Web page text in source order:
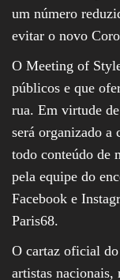
um número
evitar o novo
O Meeting of
públicos e que
rua. Em virtude
será organizado a
todo conteúdo de
pela equipe do
Facebook e
Paris68.
O cartaz oficial do
artistas nacionais,